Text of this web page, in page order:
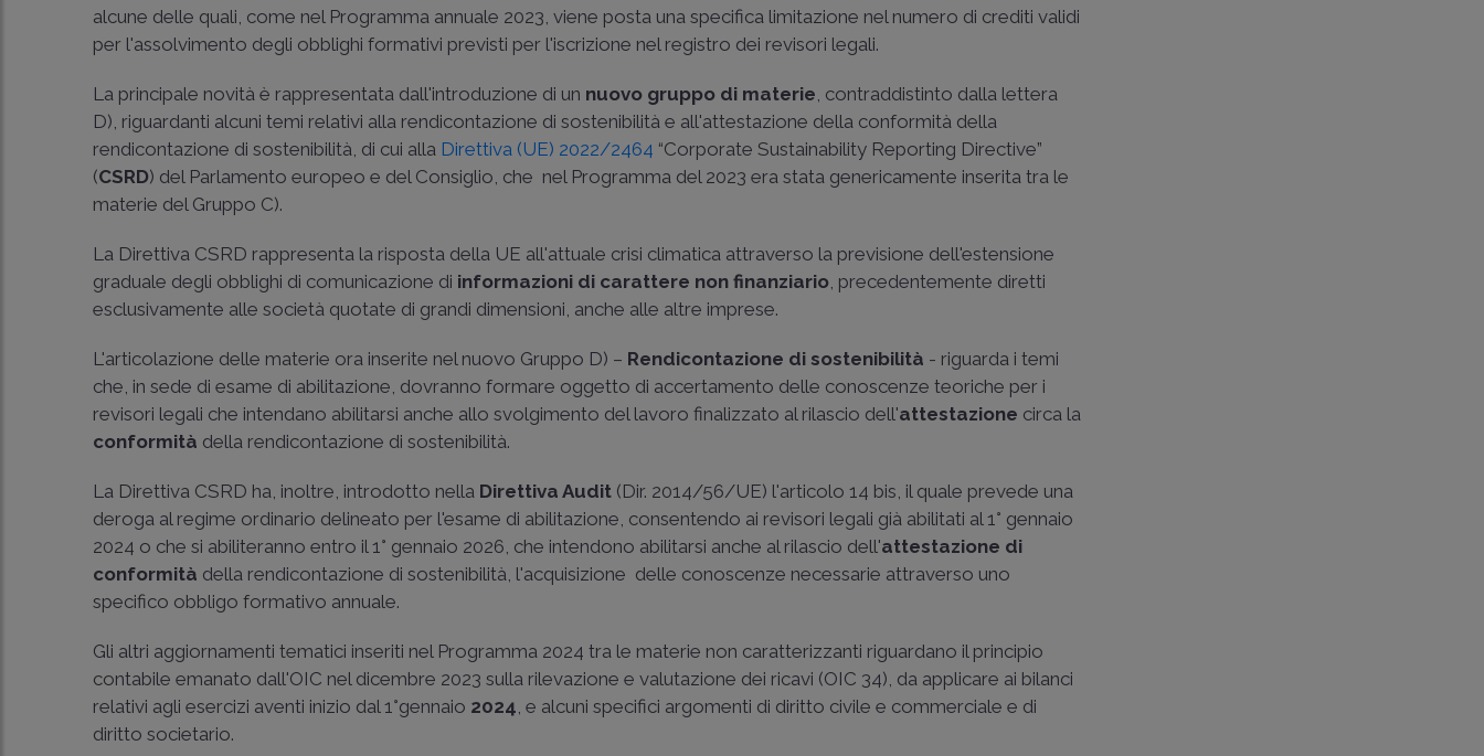
alcune delle quali, come nel Programma annuale 2023, viene posta una specifica limitazione nel numero di crediti validi
per l'assolvimento degli obblighi formativi previsti per l'iscrizione nel registro dei revisori legali.
La principale novità è rappresentata dall'introduzione di un nuovo gruppo di materie, contraddistinto dalla lettera
D), riguardanti alcuni temi relativi alla rendicontazione di sostenibilità e all'attestazione della conformità della
rendicontazione di sostenibilità, di cui alla Direttiva (UE) 2022/2464 “Corporate Sustainability Reporting Directive”
(CSRD) del Parlamento europeo e del Consiglio, che nel Programma del 2023 era stata genericamente inserita tra le
materie del Gruppo C).
La Direttiva CSRD rappresenta la risposta della UE all'attuale crisi climatica attraverso la previsione dell'estensione
graduale degli obblighi di comunicazione di informazioni di carattere non finanziario, precedentemente diretti
esclusivamente alle società quotate di grandi dimensioni, anche alle altre imprese.
L'articolazione delle materie ora inserite nel nuovo Gruppo D) – Rendicontazione di sostenibilità - riguarda i temi
che, in sede di esame di abilitazione, dovranno formare oggetto di accertamento delle conoscenze teoriche per i
revisori legali che intendano abilitarsi anche allo svolgimento del lavoro finalizzato al rilascio dell'attestazione circa la
conformità della rendicontazione di sostenibilità.
La Direttiva CSRD ha, inoltre, introdotto nella Direttiva Audit (Dir. 2014/56/UE) l'articolo 14 bis, il quale prevede una
deroga al regime ordinario delineato per l'esame di abilitazione, consentendo ai revisori legali già abilitati al 1° gennaio
2024 o che si abiliteranno entro il 1° gennaio 2026, che intendono abilitarsi anche al rilascio dell'attestazione di
conformità della rendicontazione di sostenibilità, l'acquisizione delle conoscenze necessarie attraverso uno
specifico obbligo formativo annuale.
Gli altri aggiornamenti tematici inseriti nel Programma 2024 tra le materie non caratterizzanti riguardano il principio
contabile emanato dall'OIC nel dicembre 2023 sulla rilevazione e valutazione dei ricavi (OIC 34), da applicare ai bilanci
relativi agli esercizi aventi inizio dal 1°gennaio 2024, e alcuni specifici argomenti di diritto civile e commerciale e di
diritto societario.